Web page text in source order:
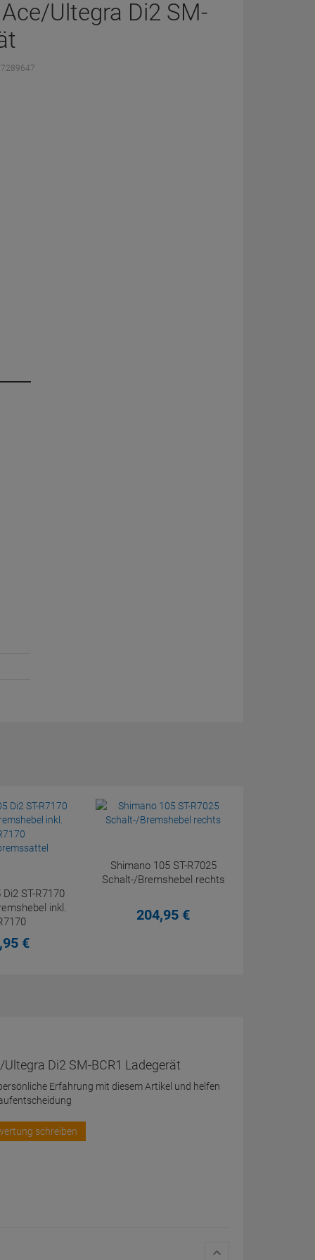
Ultegra Di2 SM-
ST-R7170
inkl.
95 €
Shimano 105 ST-R7025
Schalt-/Bremshebel rechts
204,95 €
Di2 SM-BCR1 Ladegerät
Erfahrung mit diesem Artikel und helfen
schreiben